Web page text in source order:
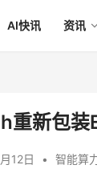
AI快讯 资讯
重新包
12日 • 智能算